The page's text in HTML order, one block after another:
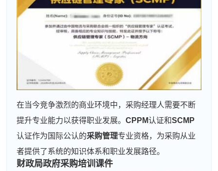
在当今竞争激烈的商业环境中，采购经理人需要不断
提升专业能力以获得职业发展。CPPM认证和SCMP
认证作为国际公认的采购管理专业资格，为采购从业
者提供了系统的知识体系和职业发展路径。
财政局政府采购培训课件